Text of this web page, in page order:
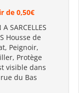
de 0,50€
SARCELLES
Housse de
Peignoir,
Protège
visible dans
du Bas